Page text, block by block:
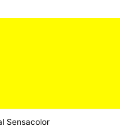
Sensacolor